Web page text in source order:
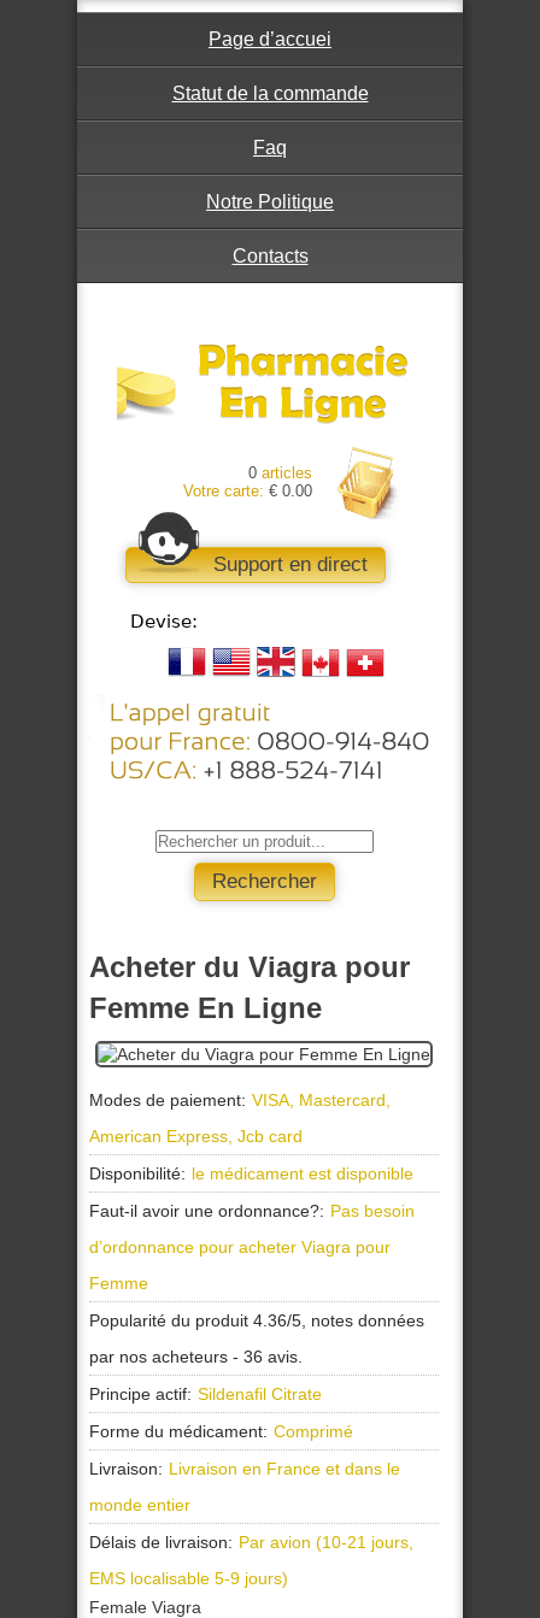
Page d’accuei
Statut de la commande
Faq
Notre Politique
Contacts
0articles
Votre carte: € 0.00
Support en direct
Acheter du Viagra pour
Femme En Ligne
Modes de paiement: VISA, Mastercard,
American Express, Jcb card
Disponibilité: le médicament est disponible
Faut-il avoir une ordonnance?: Pas besoin
d’ordonnance pour acheter Viagra pour
Femme
Popularité du produit 4.36/5 , notes données
par nos acheteurs - 36 avis.
Principe actif: Sildenafil Citrate
Forme du médicament: Comprimé
Livraison: Livraison en France et dans le
monde entier
Délais de livraison: Par avion (10-21 jours,
EMS localisable 5-9 jours)
Female Viagra